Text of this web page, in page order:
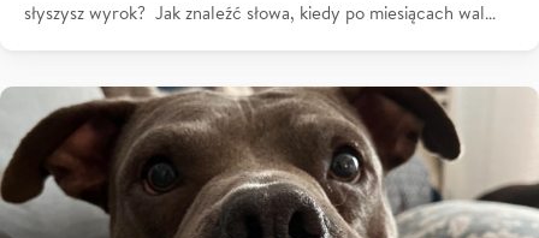
słyszysz wyrok? Jak znaleźć słowa, kiedy po miesiącach wal…